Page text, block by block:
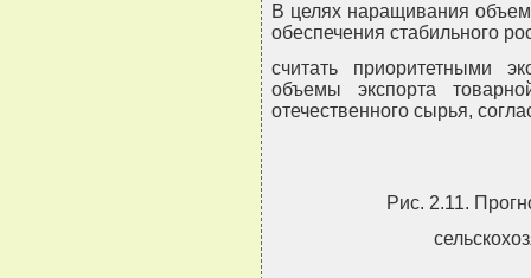
В целях наращивания
обеспечения стабильного
считать приоритетными
объемы экспорта
отечественного сырья,
Рис. 2.11.